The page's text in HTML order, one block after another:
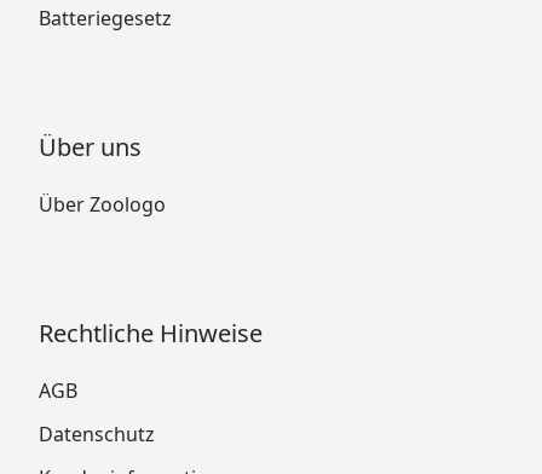
Batteriegesetz
Über uns
Über Zoologo
Rechtliche Hinweise
AGB
Datenschutz